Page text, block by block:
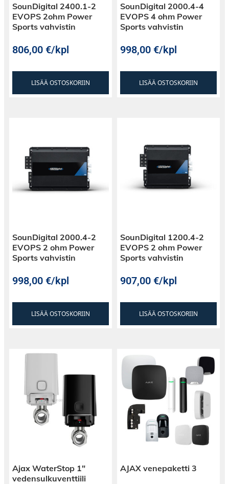
SounDigital 2400.1-2
EVOPS 2ohm Power
Sports vahvistin
806,00€/kpl
LISÄÄ OSTOSKORIIN
SounDigital 2000.4-4
EVOPS 4 ohm Power
Sports vahvistin
998,00€/kpl
LISÄÄ OSTOSKORIIN
SounDigital 2000.4-2
EVOPS 2 ohm Power
Sports vahvistin
998,00€/kpl
LISÄÄ OSTOSKORIIN
SounDigital 1200.4-2
EVOPS 2 ohm Power
Sports vahvistin
907,00€/kpl
LISÄÄ OSTOSKORIIN
Ajax WaterStop 1″
vedensulkuventtiili
AJAX venepaketti 3